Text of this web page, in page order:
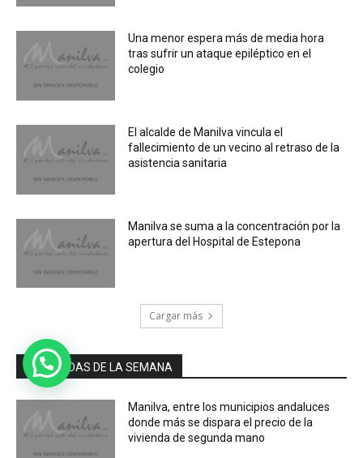
Una menor espera más de media hora
tras sufrir un ataque epiléptico en el
colegio
El alcalde de Manilva vincula el
fallecimiento de un vecino al retraso de la
asistencia sanitaria
Manilva se suma a la concentración por la
apertura del Hospital de Estepona
Cargar más
MÁS LEIDAS DE LA SEMANA
Manilva, entre los municipios andaluces
donde más se dispara el precio de la
vivienda de segunda mano